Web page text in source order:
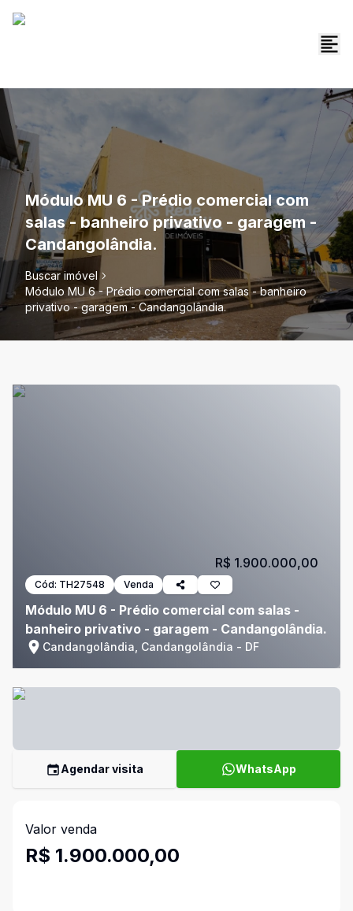
Módulo MU 6 - Prédio comercial com
salas - banheiro privativo - garagem -
Candangolândia.
Buscar imóvel
Módulo MU 6 - Prédio comercial com salas - banheiro
privativo - garagem - Candangolândia.
Cód: TH27548 Venda
Módulo MU 6 - Prédio comercial com salas -
banheiro privativo - garagem - Candangolândia.
Candangolândia, Candangolândia - DF
R$ 1.900.000,00
Agendar visita WhatsApp
Valor venda
R$ 1.900.000,00